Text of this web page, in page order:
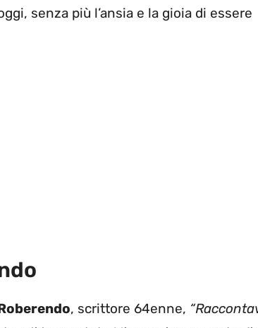
senza più l’ansia e la gioia di essere
, scrittore 64enne,